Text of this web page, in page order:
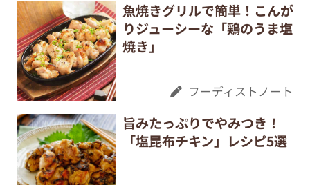
魚焼きグリルで簡単！こんが
りジューシーな「鶏のうま塩
焼き」
フーディストノート
旨みたっぷりでやみつき！
「塩昆布チキン」レシピ5選